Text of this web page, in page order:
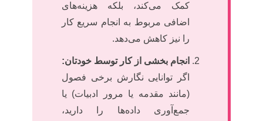
کمک می‌کند، بلکه هزینه‌های
اضافی مربوط به انجام سریع کار
را نیز کاهش می‌دهد.
انجام بخشی از کار توسط خودتان:
اگر توانایی نگارش برخی فصول
(مانند مقدمه یا مرور ادبیات) یا
جمع‌آوری داده‌ها را دارید،